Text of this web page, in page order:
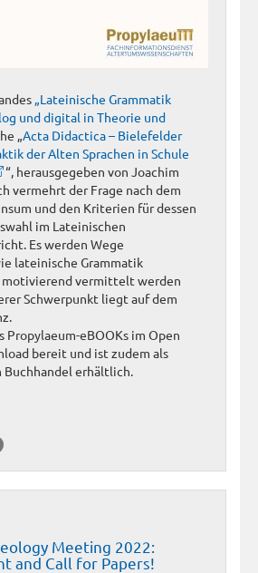
„Lateinische Grammatik
und digital in Theorie und
„ Acta Didactica – Bielefelder
der Alten Sprachen in Schule
“, herausgegeben von Joachim
vermehrt der Frage nach dem
und den Kriterien für dessen
im Lateinischen
Es werden Wege
lateinische Grammatik
motivierend vermittelt werden
Schwerpunkt liegt auf dem
Propylaeum-eBOOKs im Open
bereit und ist zudem als
erhältlich.
Meeting 2022:
and Call for Papers!